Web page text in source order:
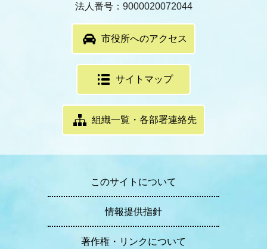
法人番号：9000020072044
市役所へのアクセス
サイトマップ
組織一覧・各部署連絡先
このサイトについて
情報提供指針
著作権・リンクについて